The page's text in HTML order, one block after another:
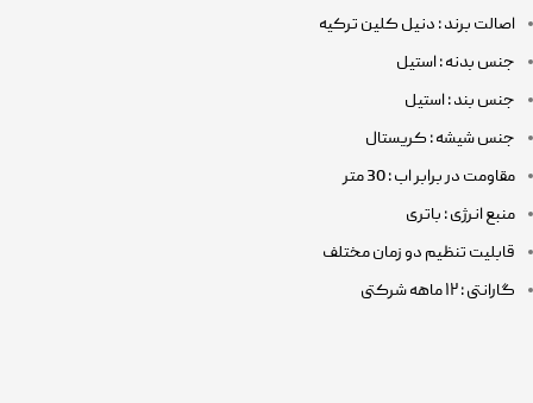
اصالت برند : دنیل کلین ترکیه
جنس بدنه : استیل
جنس بند : استیل
جنس شیشه : کریستال
مقاومت در برابر اب : 30 متر
منبع انرژی : باتری
قابلیت تنظیم دو زمان مختلف
گارانتی : ۱۲ ماهه شرکتی